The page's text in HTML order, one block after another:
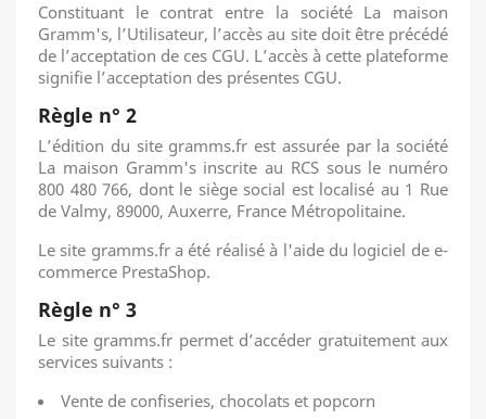
Constituant le contrat entre la société La maison
Gramm's, l’Utilisateur, l’accès au site doit être précédé
de l’acceptation de ces CGU. L’accès à cette plateforme
signifie l’acceptation des présentes CGU.
Règle n° 2
L’édition du site gramms.fr est assurée par la société
La maison Gramm's inscrite au RCS sous le numéro
800 480 766, dont le siège social est localisé au 1 Rue
de Valmy, 89000, Auxerre, France Métropolitaine.
Le site gramms.fr a été réalisé à l'aide du logiciel de e-
commerce PrestaShop.
Règle n° 3
Le site gramms.fr permet d’accéder gratuitement aux
services suivants :
Vente de confiseries, chocolats et popcorn